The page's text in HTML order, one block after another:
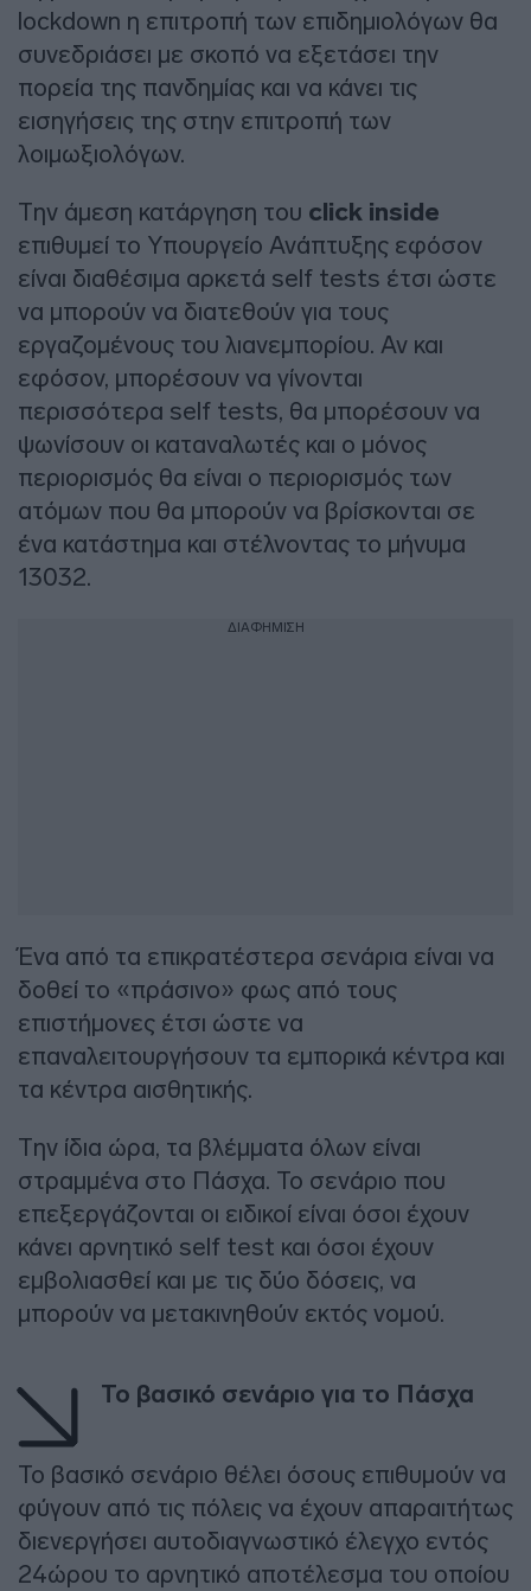
lockdown η επιτροπή των επιδημιολόγων θα
συνεδριάσει με σκοπό να εξετάσει την
πορεία της πανδημίας και να κάνει τις
εισηγήσεις της στην επιτροπή των
λοιμωξιολόγων.
Την άμεση κατάργηση του click inside
επιθυμεί το Υπουργείο Ανάπτυξης εφόσον
είναι διαθέσιμα αρκετά self tests έτσι ώστε
να μπορούν να διατεθούν για τους
εργαζομένους του λιανεμπορίου. Αν και
εφόσον, μπορέσουν να γίνονται
περισσότερα self tests, θα μπορέσουν να
ψωνίσουν οι καταναλωτές και ο μόνος
περιορισμός θα είναι ο περιορισμός των
ατόμων που θα μπορούν να βρίσκονται σε
ένα κατάστημα και στέλνοντας το μήνυμα
13032.
ΔΙΑΦΗΜΙΣΗ
Ένα από τα επικρατέστερα σενάρια είναι να
δοθεί το «πράσινο» φως από τους
επιστήμονες έτσι ώστε να
επαναλειτουργήσουν τα εμπορικά κέντρα και
τα κέντρα αισθητικής.
Την ίδια ώρα, τα βλέμματα όλων είναι
στραμμένα στο Πάσχα. Το σενάριο που
επεξεργάζονται οι ειδικοί είναι όσοι έχουν
κάνει αρνητικό self test και όσοι έχουν
εμβολιασθεί και με τις δύο δόσεις, να
μπορούν να μετακινηθούν εκτός νομού.
Το βασικό σενάριο για το Πάσχα
Το βασικό σενάριο θέλει όσους επιθυμούν να
φύγουν από τις πόλεις να έχουν απαραιτήτως
διενεργήσει αυτοδιαγνωστικό έλεγχο εντός
24ώρου το αρνητικό αποτέλεσμα του οποίου